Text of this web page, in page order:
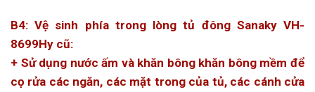
B4: Vệ sinh phía trong lòngtủ đông Sanaky VH-
8699Hy cũ:
+ Sử dụng nước ấm và khăn bông khăn bông mềm để
cọ rửa các ngăn, các mặt trong của tủ, các cánh cửa